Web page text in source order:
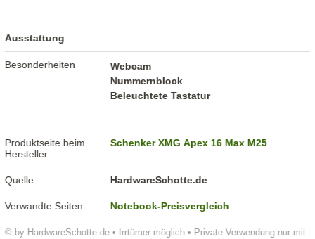
© by HardwareSchotte.de • Irrtümer möglich • Private Verwendung nur mit
Ausstattung
Besonderheiten
Webcam
Nummernblock
Beleuchtete Tastatur
Produktseite beim
Hersteller
Schenker XMG Apex 16 Max M25
Quelle HardwareSchotte.de
Verwandte Seiten Notebook-Preisvergleich